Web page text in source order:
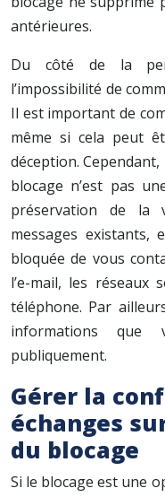
antérieures.
Du côté de la
l’impossibilité de
Il est important de
même si cela peut
déception.
blocage n’est pas
préservation de la
messages existants,
bloquée de vous
l’e-mail, les
téléphone. Par
informations que
publiquement.
Gérer la
échanges
du blocage
Si le blocage est une